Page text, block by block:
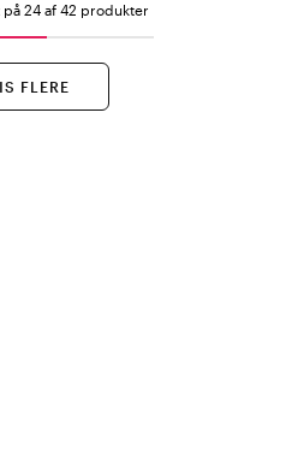
på 24 af 42 produkter
FLERE